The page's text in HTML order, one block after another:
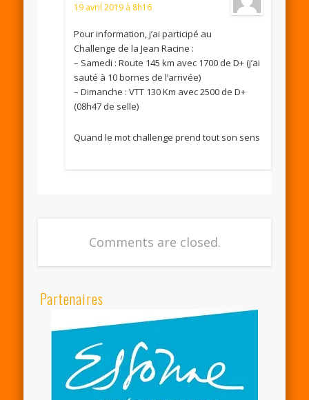
19 avril 2019 à 8h16
Pour information, j’ai participé au
Challenge de la Jean Racine :
– Samedi : Route 145 km avec 1700 de D+ (j’ai
sauté à 10 bornes de l’arrivée)
– Dimanche : VTT 130 Km avec 2500 de D+
(08h47 de selle)
Quand le mot challenge prend tout son sens
Comments are closed.
Partenaires